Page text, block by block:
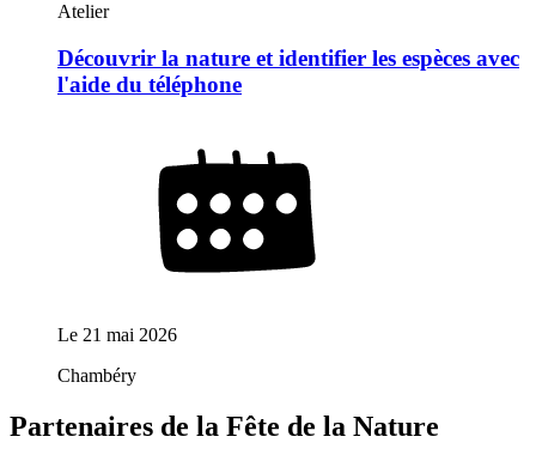
Atelier
Découvrir la nature et identifier les espèces avec
l'aide du téléphone
Le 21 mai 2026
Chambéry
Partenaires de la Fête de la Nature